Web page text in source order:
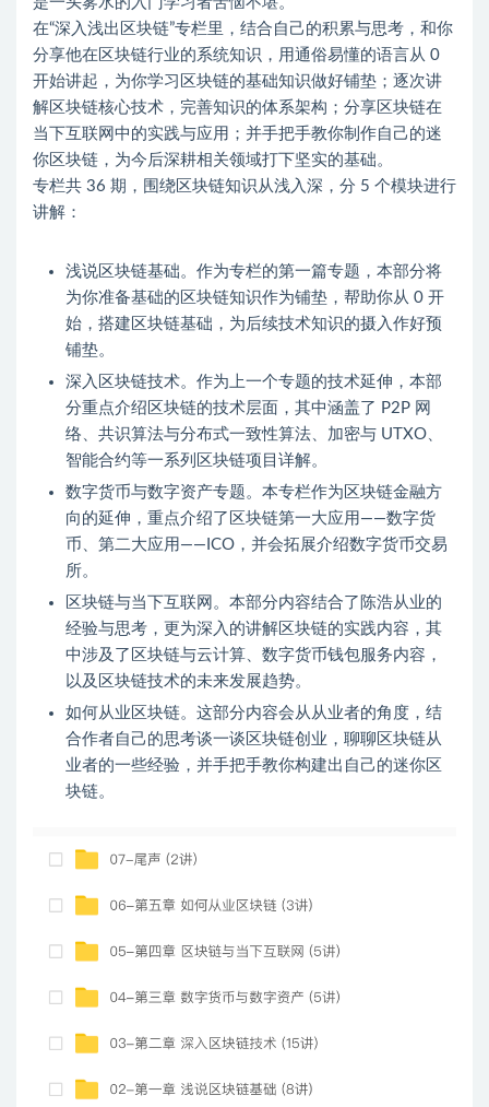
在“深入浅出区块链”专栏里，结合自己的积累与思考，和你
分享他在区块链行业的系统知识， 用通俗易懂的语言从 0
开始讲起，为你学习区块链的基础知识做好铺垫；逐次讲
解区块链核心技术，完善知识的体系架构；分享区块链在
当下互联网中的实践与应用；并手把手教你制作自己的迷
你区块链，为今后深耕相关领域打下坚实的基础。
专栏共 36 期，围绕区块链知识从浅入深，分 5 个模块进行
讲解：
浅说区块链基础。作为专栏的第一篇专题，本部分将
为你准备基础的区块链知识作为铺垫，帮助你从 0 开
始，搭建区块链基础，为后续技术知识的摄入作好预
铺垫。
深入区块链技术。作为上一个专题的技术延伸，本部
分重点介绍区块链的技术层面，其中涵盖了 P2P 网
络、共识算法与分布式一致性算法、加密与 UTXO、
智能合约等一系列区块链项目详解。
数字货币与数字资产专题。本专栏作为区块链金融方
向的延伸，重点介绍了区块链第一大应用——数字货
币、第二大应用——ICO，并会拓展介绍数字货币交易
所。
区块链与当下互联网。本部分内容结合了陈浩从业的
经验与思考，更为深入的讲解区块链的实践内容，其
中涉及了区块链与云计算、数字货币钱包服务内容，
以及区块链技术的未来发展趋势。
如何从业区块链。这部分内容会从从业者的角度，结
合作者自己的思考谈一谈区块链创业，聊聊区块链从
业者的一些经验，并手把手教你构建出自己的迷你区
块链。